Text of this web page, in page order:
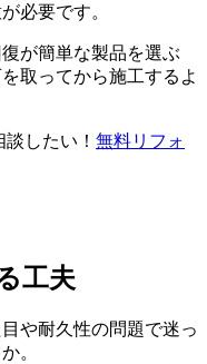
必要です。
が簡単な製品を選ぶ
取ってから施工するよ
したい！ 無料リフォ
工夫
や耐久性の問題で迷っ
。